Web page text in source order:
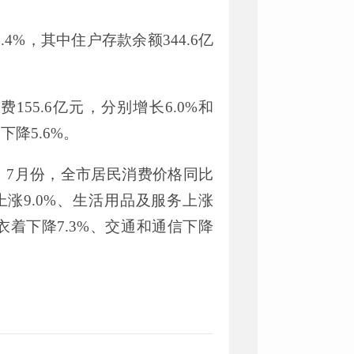
，其中住户存款余额344.6亿
155.6亿元，分别增长6.0%和
降5.6%。
7 月份，全市居民消费价格同比
涨9.0%、生活用品及服务上涨
着下降7.3%、交通和通信下降